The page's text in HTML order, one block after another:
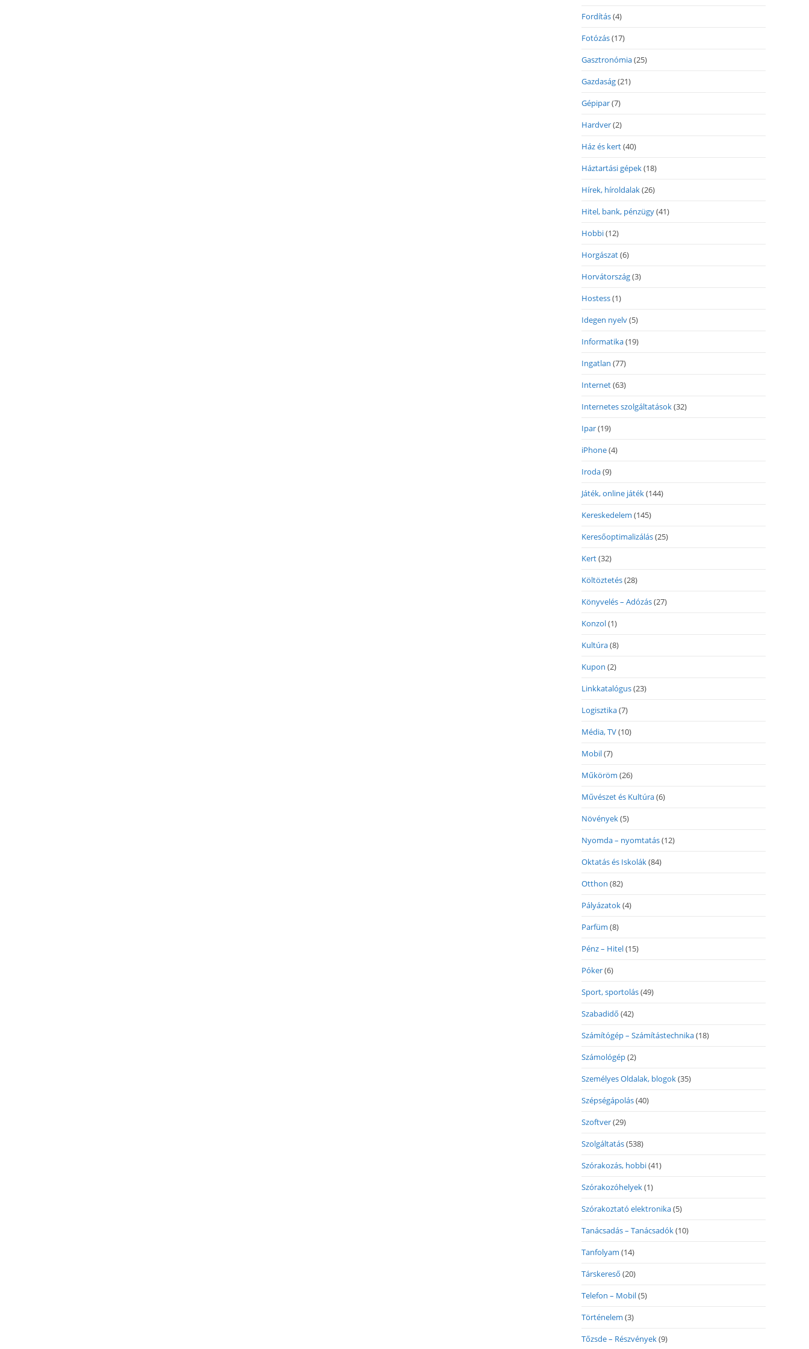
Fordítás(4)
Fotózás(17)
Gasztronómia(25)
Gazdaság(21)
Gépipar(7)
Hardver(2)
Ház és kert(40)
Háztartási gépek(18)
Hírek, híroldalak(26)
Hitel, bank, pénzügy(41)
Hobbi(12)
Horgászat(6)
Horvátország(3)
Hostess(1)
Idegen nyelv(5)
Informatika(19)
Ingatlan (77)
Internet(63)
Internetes szolgáltatások(32)
Ipar(19)
iPhone(4)
Iroda(9)
Játék, online játék(144)
Kereskedelem (145)
Keresőoptimalizálás(25)
Kert(32)
Költöztetés(28)
Könyvelés – Adózás(27)
Konzol(1)
Kultúra(8)
Kupon (2)
Linkkatalógus(23)
Logisztika(7)
Média, TV(10)
Mobil(7)
Műköröm (26)
Művészet és Kultúra(6)
Növények(5)
Nyomda – nyomtatás(12)
Oktatás és Iskolák(84)
Otthon (82)
Pályázatok(4)
Parfüm (8)
Pénz – Hitel(15)
Póker(6)
Sport, sportolás(49)
Szabadidő (42)
Számítógép – Számítástechnika(18)
Számológép(2)
Személyes Oldalak, blogok(35)
Szépségápolás(40)
Szoftver(29)
Szolgáltatás(538)
Szórakozás, hobbi(41)
Szórakozóhelyek(1)
Szórakoztató elektronika(5)
Tanácsadás – Tanácsadók(10)
Tanfolyam (14)
Társkereső (20)
Telefon – Mobil(5)
Történelem (3)
Tőzsde – Részvények(9)